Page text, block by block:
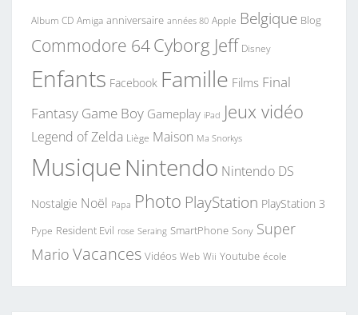
Album CD Amiga anniversaire années 80 Apple Belgique Blog
Commodore 64Cyborg Jeff Disney
Enfants Facebook Famille Films Final
Fantasy Game Boy Gameplay iPad Jeux vidéo
Legend of Zelda Liège Maison Ma Snorkys
MusiqueNintendo Nintendo DS
Nostalgie Noël Papa Photo PlayStation PlayStation 3
Pype Resident Evil rose Seraing SmartPhone Sony Super
Mario Vacances Vidéos Web Wii Youtube école